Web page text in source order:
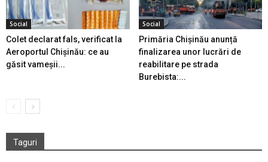
Social
Colet declarat fals, verificat la
Aeroportul Chișinău: ce au
găsit vameșii...
Social
Primăria Chișinău anunță
finalizarea unor lucrări de
reabilitare pe strada
Burebista:...
Taguri